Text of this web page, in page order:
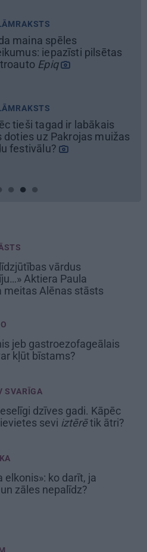
vārdus
Aktiera Paula
meitas Alēnas stāsts
jeb gastroezofageālais
kļūt bīstams?
SVARĪGA
dzīves gadi. Kāpēc
sevi iztērētik ātri?
elkonis»: ko darīt, ja
zāles nepalīdz?